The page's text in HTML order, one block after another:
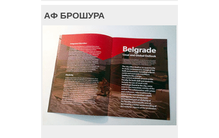
АФ БРОШУРА